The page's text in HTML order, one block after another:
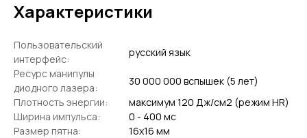
Характеристики
Пользовательский
интерфейс:
русский язык
Ресурс манипулы
диодного лазера:
30 000 000 вспышек (5 лет)
Плотность энергии:
максимум 120 Дж/см2 (режим HR)
Ширина импульса:
0 - 400 мс
Размер пятна:
16х16 мм